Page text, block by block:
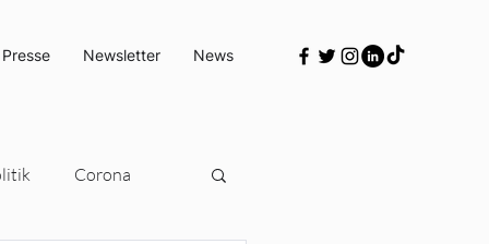
Newsletter News
Corona